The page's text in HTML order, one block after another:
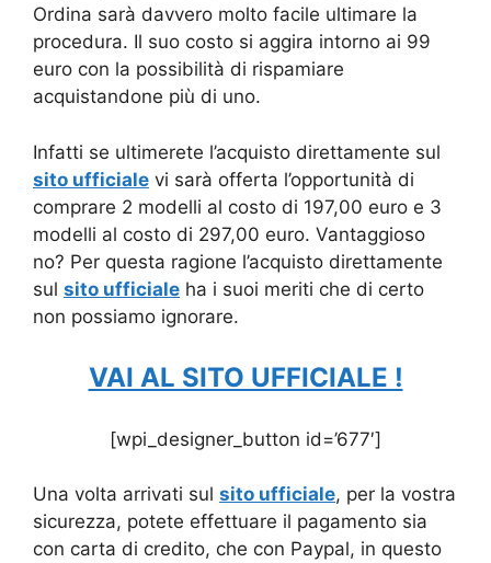
Ordina sarà davvero molto facile ultimare la
procedura. Il suo costo si aggira intorno ai 99
euro con la possibilità di rispamiare
acquistandone più di uno.
Infatti se ultimerete l’acquisto direttamente sul
sito ufficiale vi sarà offerta l’opportunità di
comprare 2 modelli al costo di 197,00 euro e 3
modelli al costo di 297,00 euro. Vantaggioso
no? Per questa ragione l’acquisto direttamente
sul sito ufficiale ha i suoi meriti che di certo
non possiamo ignorare.
VAI AL SITO UFFICIALE !
[wpi_designer_button id=’677′]
Una volta arrivati sul sito ufficiale, per la vostra
sicurezza, potete effettuare il pagamento sia
con carta di credito, che con Paypal, in questo